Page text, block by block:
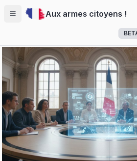
Menu Aux armes citoyens !